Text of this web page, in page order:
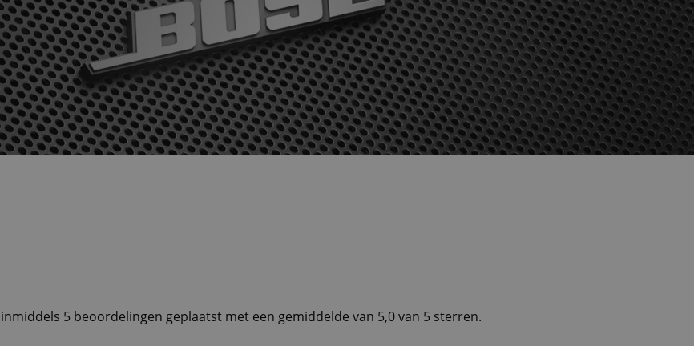
5 beoordelingen geplaatst met een gemiddelde van 5,0 van 5 sterren.